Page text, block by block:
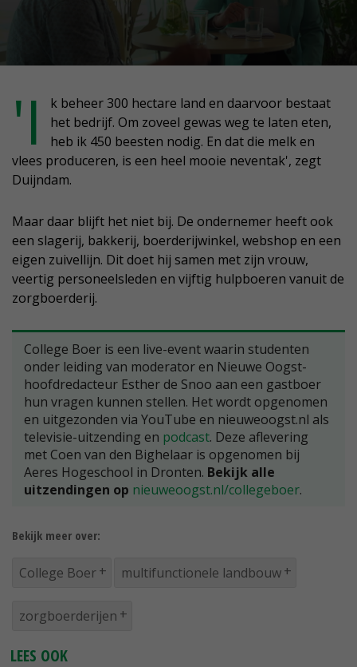
'I
k beheer 300 hectare land en daarvoor bestaat
het bedrijf. Om zoveel gewas weg te laten eten,
heb ik 450 beesten nodig. En dat die melk en
vlees produceren, is een heel mooie neventak', zegt
Duijndam.
Maar daar blijft het niet bij. De ondernemer heeft ook
een slagerij, bakkerij, boerderijwinkel, webshop en een
eigen zuivellijn. Dit doet hij samen met zijn vrouw,
veertig personeelsleden en vijftig hulpboeren vanuit de
zorgboerderij.
College Boer is een live-event waarin studenten
onder leiding van moderator en Nieuwe Oogst-
hoofdredacteur Esther de Snoo aan een gastboer
hun vragen kunnen stellen. Het wordt opgenomen
en uitgezonden via YouTube en nieuweoogst.nl als
televisie-uitzending en podcast. Deze aflevering
met Coen van den Bighelaar is opgenomen bij
Aeres Hogeschool in Dronten. Bekijk alle
uitzendingen op nieuweoogst.nl/collegeboer.
Bekijk meer over:
College Boer multifunctionele landbouw
zorgboerderijen
LEES OOK